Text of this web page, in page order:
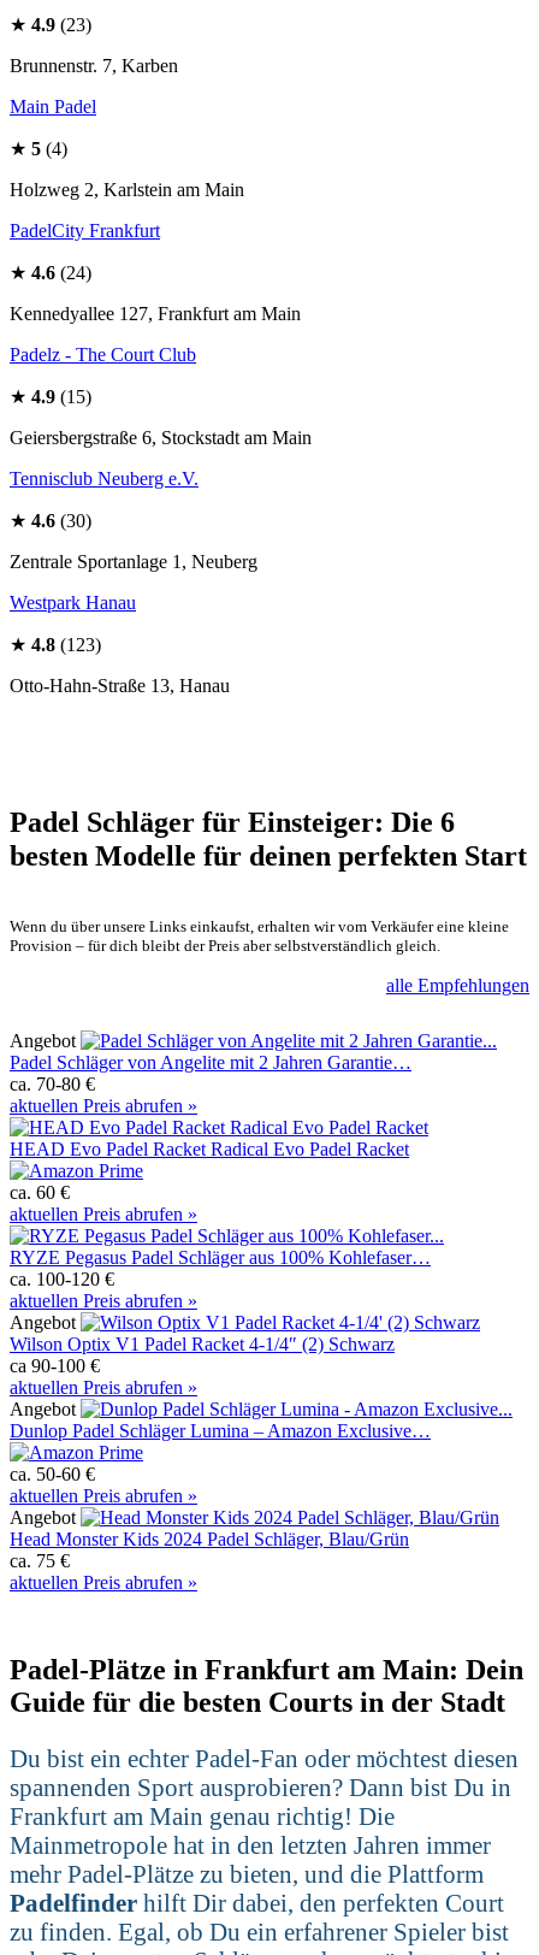
★ 4.9 (23)
Brunnenstr. 7, Karben
Main Padel
★ 5 (4)
Holzweg 2, Karlstein am Main
PadelCity Frankfurt
★ 4.6 (24)
Kennedyallee 127, Frankfurt am Main
Padelz - The Court Club
★ 4.9 (15)
Geiersbergstraße 6, Stockstadt am Main
Tennisclub Neuberg e.V.
★ 4.6 (30)
Zentrale Sportanlage 1, Neuberg
Westpark Hanau
★ 4.8 (123)
Otto-Hahn-Straße 13, Hanau
Padel Schläger für Einsteiger: Die 6
besten Modelle für deinen perfekten Start
Wenn du über unsere Links einkaufst, erhalten wir vom Verkäufer eine kleine
Provision – für dich bleibt der Preis aber selbstverständlich gleich.
alle Empfehlungen
Angebot
Padel Schläger von Angelite mit 2 Jahren Garantie…
ca. 70-80 €
aktuellen Preis abrufen »
HEAD Evo Padel Racket Radical Evo Padel Racket
ca. 60 €
aktuellen Preis abrufen »
RYZE Pegasus Padel Schläger aus 100% Kohlefaser…
ca. 100-120 €
aktuellen Preis abrufen »
Angebot
Wilson Optix V1 Padel Racket 4-1/4″ (2) Schwarz
ca 90-100 €
aktuellen Preis abrufen »
Angebot
Dunlop Padel Schläger Lumina – Amazon Exclusive…
ca. 50-60 €
aktuellen Preis abrufen »
Angebot
Head Monster Kids 2024 Padel Schläger, Blau/Grün
ca. 75 €
aktuellen Preis abrufen »
Padel-Plätze in Frankfurt am Main: Dein
Guide für die besten Courts in der Stadt
Du bist ein echter Padel-Fan oder möchtest diesen
spannenden Sport ausprobieren? Dann bist Du in
Frankfurt am Main genau richtig! Die
Mainmetropole hat in den letzten Jahren immer
mehr Padel-Plätze zu bieten, und die Plattform
Padelfinder hilft Dir dabei, den perfekten Court
zu finden. Egal, ob Du ein erfahrener Spieler bist